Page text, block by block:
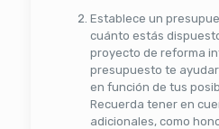
Establece un
cuánto estás
proyecto de reforma
presupuesto te
en función de tus
Recuerda tener en
adicionales, como